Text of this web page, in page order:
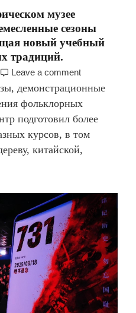
музее
сезоны
новый учебный
традиций.
Leave a comment
демонстрационные
фольклорных
подготовил более
курсов, в том
китайской,